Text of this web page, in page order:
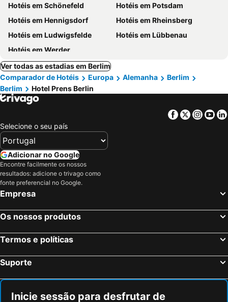
Hotéis em Schönefeld
Hotéis em Potsdam
Hotéis em Hennigsdorf
Hotéis em Rheinsberg
Hotéis em Ludwigsfelde
Hotéis em Lübbenau
Hotéis em Werder
Ver todas as estadias em Berlim
Comparador de Hotéis
Europa Alemanha
Berlim
Berlim
Hotel Prens Berlin
Facebook
Twitter
Selecione o seu país
Adicionar no Google
Encontre facilmente os nossos
resultados: adicione o trivago como
fonte preferencial no Google.
Empresa
Os nossos produtos
Termos e políticas
Suporte
Inicie sessão para desfrutar de